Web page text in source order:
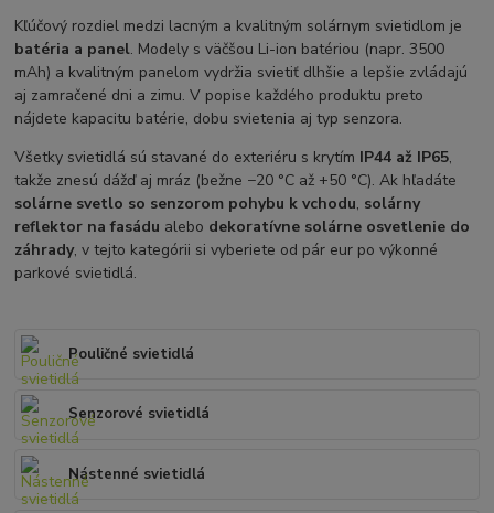
Kľúčový rozdiel medzi lacným a kvalitným solárnym svietidlom je
batéria a panel. Modely s väčšou Li-ion batériou (napr. 3500
mAh) a kvalitným panelom vydržia svietiť dlhšie a lepšie zvládajú
aj zamračené dni a zimu. V popise každého produktu preto
nájdete kapacitu batérie, dobu svietenia aj typ senzora.
Všetky svietidlá sú stavané do exteriéru s krytím IP44 až IP65,
takže znesú dážď aj mráz (bežne −20 °C až +50 °C). Ak hľadáte
solárne svetlo so senzorom pohybu k vchodu, solárny
reflektor na fasádu alebo dekoratívne solárne osvetlenie do
záhrady, v tejto kategórii si vyberiete od pár eur po výkonné
parkové svietidlá.
Pouličné svietidlá
Senzorové svietidlá
Nástenné svietidlá